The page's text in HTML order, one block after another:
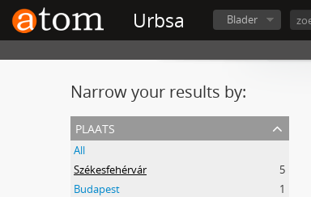
Urbsa Blader
Narrow your results by:
plaats
All
Székesfehérvár
5
Budapest
1